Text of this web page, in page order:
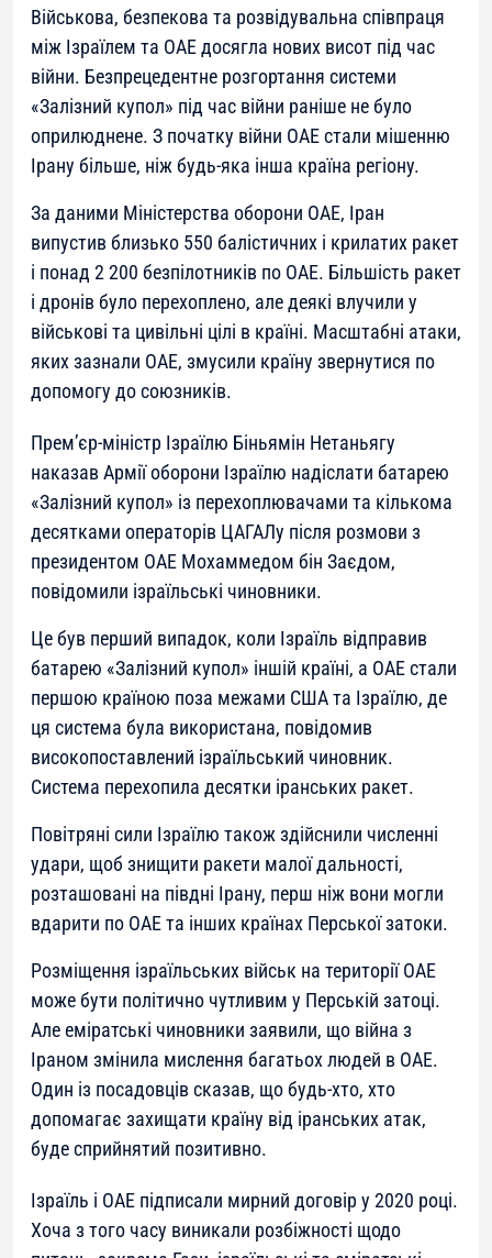
Військова, безпекова та розвідувальна співпраця
між Ізраїлем та ОАЕ досягла нових висот під час
війни. Безпрецедентне розгортання системи
«Залізний купол» під час війни раніше не було
оприлюднене. З початку війни ОАЕ стали мішенню
Ірану більше, ніж будь-яка інша країна регіону.
За даними Міністерства оборони ОАЕ, Іран
випустив близько 550 балістичних і крилатих ракет
і понад 2 200 безпілотників по ОАЕ. Більшість ракет
і дронів було перехоплено, але деякі влучили у
військові та цивільні цілі в країні. Масштабні атаки,
яких зазнали ОАЕ, змусили країну звернутися по
допомогу до союзників.
Прем’єр-міністр Ізраїлю Біньямін Нетаньягу
наказав Армії оборони Ізраїлю надіслати батарею
«Залізний купол» із перехоплювачами та кількома
десятками операторів ЦАГАЛу після розмови з
президентом ОАЕ Мохаммедом бін Заєдом,
повідомили ізраїльські чиновники.
Це був перший випадок, коли Ізраїль відправив
батарею «Залізний купол» іншій країні, а ОАЕ стали
першою країною поза межами США та Ізраїлю, де
ця система була використана, повідомив
високопоставлений ізраїльський чиновник.
Система перехопила десятки іранських ракет.
Повітряні сили Ізраїлю також здійснили численні
удари, щоб знищити ракети малої дальності,
розташовані на півдні Ірану, перш ніж вони могли
вдарити по ОАЕ та інших країнах Перської затоки.
Розміщення ізраїльських військ на території ОАЕ
може бути політично чутливим у Перській затоці.
Але еміратські чиновники заявили, що війна з
Іраном змінила мислення багатьох людей в ОАЕ.
Один із посадовців сказав, що будь-хто, хто
допомагає захищати країну від іранських атак,
буде сприйнятий позитивно.
Ізраїль і ОАЕ підписали мирний договір у 2020 році.
Хоча з того часу виникали розбіжності щодо